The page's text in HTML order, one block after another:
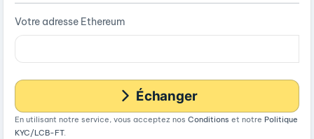
Votre adresse Ethereum
Échanger
En utilisant notre service, vous acceptez nos Conditions et notre Politique
KYC/LCB-FT.